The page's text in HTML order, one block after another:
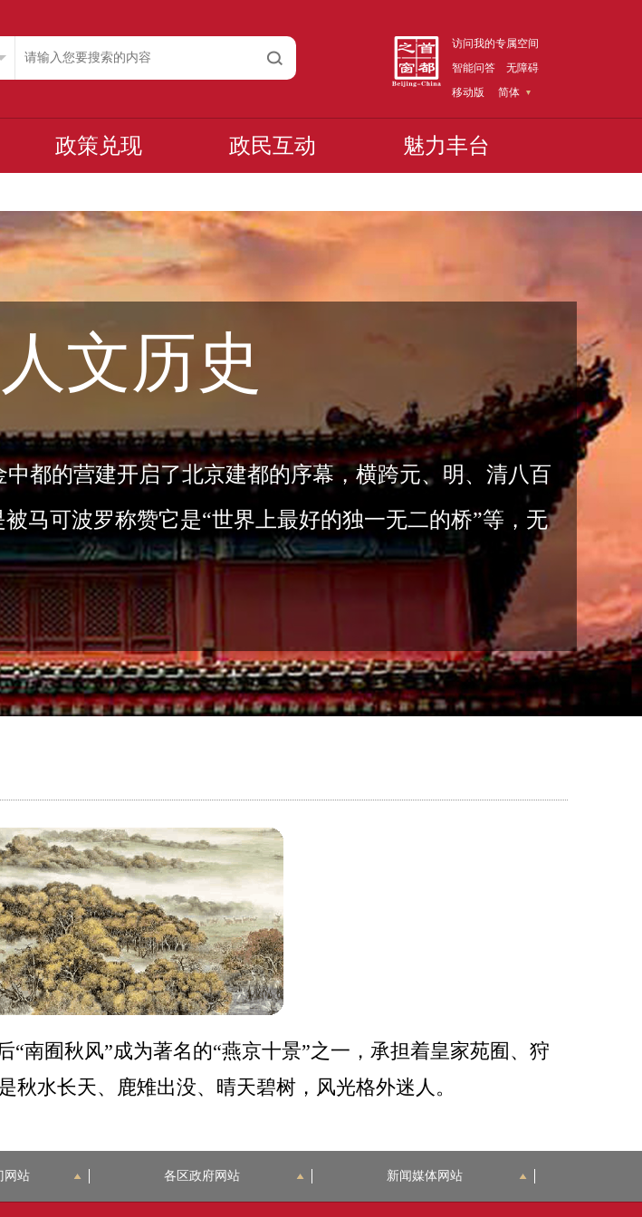
访问我的专属空间
智能问答
无障碍
移动版
简体
政策兑现 政民互动 魅力丰台
文历史
都的营建开启了北京建都的序幕，横跨元、明、清八百
马可波罗称赞它是“世界上最好的独一无二的桥”等，无
南囿秋风”成为著名的“燕京十景”之一，承担着皇家苑囿、狩
水长天、鹿雉出没、晴天碧树，风光格外迷人。
网站 各区政府网站 新闻媒体网站